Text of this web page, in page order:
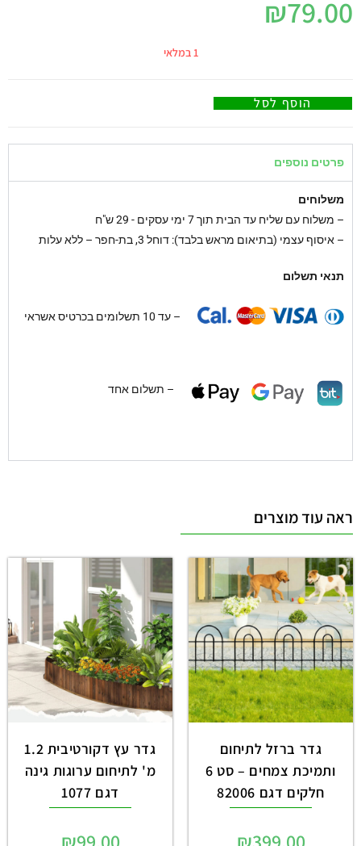
₪79.00
1 במלאי
הוסף לסל
פרטים נוספים
משלוחים
– משלוח עם שליח עד הבית תוך 7 ימי עסקים - 29 ש"ח
– איסוף עצמי (בתיאום מראש בלבד): דוחל 3, בת-חפר – ללא עלות
תנאי תשלום
– עד 10 תשלומים בכרטיס אשראי
– תשלום אחד
ראה עוד מוצרים
גדר ברזל לתיחום
ותמיכת צמחים – סט 6
חלקים דגם 82006
גדר עץ דקורטיבית 1.2
מ' לתיחום ערוגות גינה
דגם 1077